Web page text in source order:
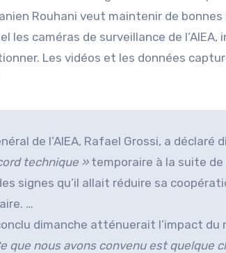
Rouhani veut maintenir de
les caméras de surveillance de
Les vidéos et les données
de l’AIEA, Rafael Grossi, a
technique »temporaire à la suite de
signes qu’il allait réduire sa
…
dimanche atténuerait l’impact
que nous avons convenu est quelque